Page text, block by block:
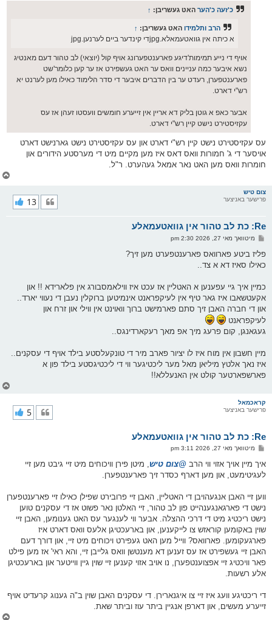
כ'זעה כ'הער האט געשריבן: ↑
הרב ותלמידו האט געשריבן: ↑
א כיתה אין גוואטעמאלא.jpgדי קינדער ביים לערנען.jpg
אויף די נייע תמימות'דיגע פארענטפערונג אויף קול (יוצאי) לב טהור דעם מאנטיג
נשא איבער כמה עניינים וואס ער האט געשפירט אז ער קען כלומר'שט
פארענטפערן, רעדט ער בין הדברים איבער די סדר הלימוד כאילו מען לערנט יא
רש"י דארט.
אבער כאפ א גוטן בליק דא אריין אין זייערע חומשים וועסטו זעהן אז עס
עקזיסטירט נישט קיין רש"י דארט.
עס עקזיסטירט נישט קיין רש"י דארט און עס עקזיסטירט נישט גארנישט דארט
אויסער די ג' חמורות וואס דאס איז מען מקיים מיט די מערסטע הידורים און
חומרות וואס מען האט נאר אמאל געהערט. ר"ל.
צום טיש
פרישער באניצער
Re: כת לב טהור אין גוואטעמאלע
13
פ
ו
ט
מיטוואך מאי 27, 2026 2:30 pm
פליז ביטע פארוואס פארענטפערט מען זיך?
כאילו סאיז דא א צד..
כמיין איך גיי עפענען א האטליין אז עכט איז ווילאמסבורג אין פלארידא !! און
אקעטשאבו איז גאר טיף אין לעיקפראנט אינמיטען ברוקלין נעבן די נעווי יארד..
און די חברה האבן זיך סתם פארמישט ברוך וואוינט אין ווילי און זרח און
לעיקפראנט
געגאנגן, קום פרעג מיך אפ מאך רעקארדינגס..
מיין חשבון אין מוח איז לו יציור פארב מיר די טונקעלסטע בילד אויף די עסקנים..
איז נאך אלטץ מיליאן מאל מער ליכטיגער ווי די ליכטיגסטע בילד פון א
פארשפארטער קולט אין האנעללא!!
קראכמאל
פרישער באניצער
Re: כת לב טהור אין גוואטעמאלע
5
פ
ו
ס
ט
מיטוואך מאי 27, 2026 3:11 pm
איך מיין אויך אזוי ווי הרב @צום טיש, מיטן פירן וויכוחים מיט זיי גיבט מען זיי
לעגיטימעט, און מען דארף כסדר זיך פארענטפערן.
ווען זיי האבן אנגעהויבן די האטליין, האבן זיי פרובירט שפילן כאילו זיי פארענטפערן
נישט די פארגאנגענהייט פון לב טהור, זיי האלטן נאר פשוט אז די עסקנים טוען
נישט ריכטיג מיט די דרכי ההצלה. אבער ווי לענגער עס האט גענומען, האבן זיי
שוין באקומען קוראזש צו לייקענען, און בארעכטיגן אלעס וואס דארט איז
פארגעקומען. פארוואס? ווייל מען האט געפירט ויכוחים מיט זיי, און דורך דעם
האבן זיי געשפירט אז עס זענען דא מענטשן וואס גלייבן זיי, והא ראי' אז מען פילט
פאר וויכטיג זיי אפצוענטפערן, נו אויב אזוי קענען זיי שוין גיין ווייטער און בארעכטיגן
אלע רשעות.
די ריכטיגע וועג איז זיי צו איגנארירן. די עסקנים האבן שוין ב"ה גענוג קרעדיט אויף
זייערע מעשים, און דארפן אנגיין ביתר עוז וביתר שאת.